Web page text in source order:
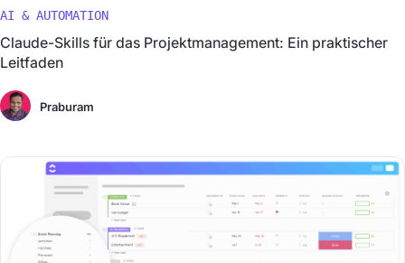
AI & AUTOMATION
Claude-Skills für das Projektmanagement: Ein praktischer
Leitfaden
Praburam